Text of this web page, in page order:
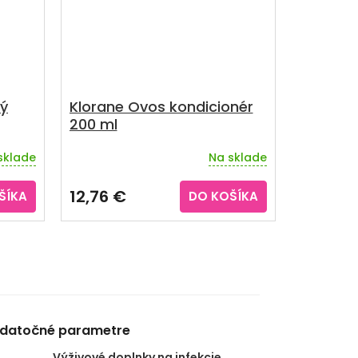
Klorane Ovos kondicionér
200 ml
Na sklade
12,76 € DO KOŠÍKA
parametre